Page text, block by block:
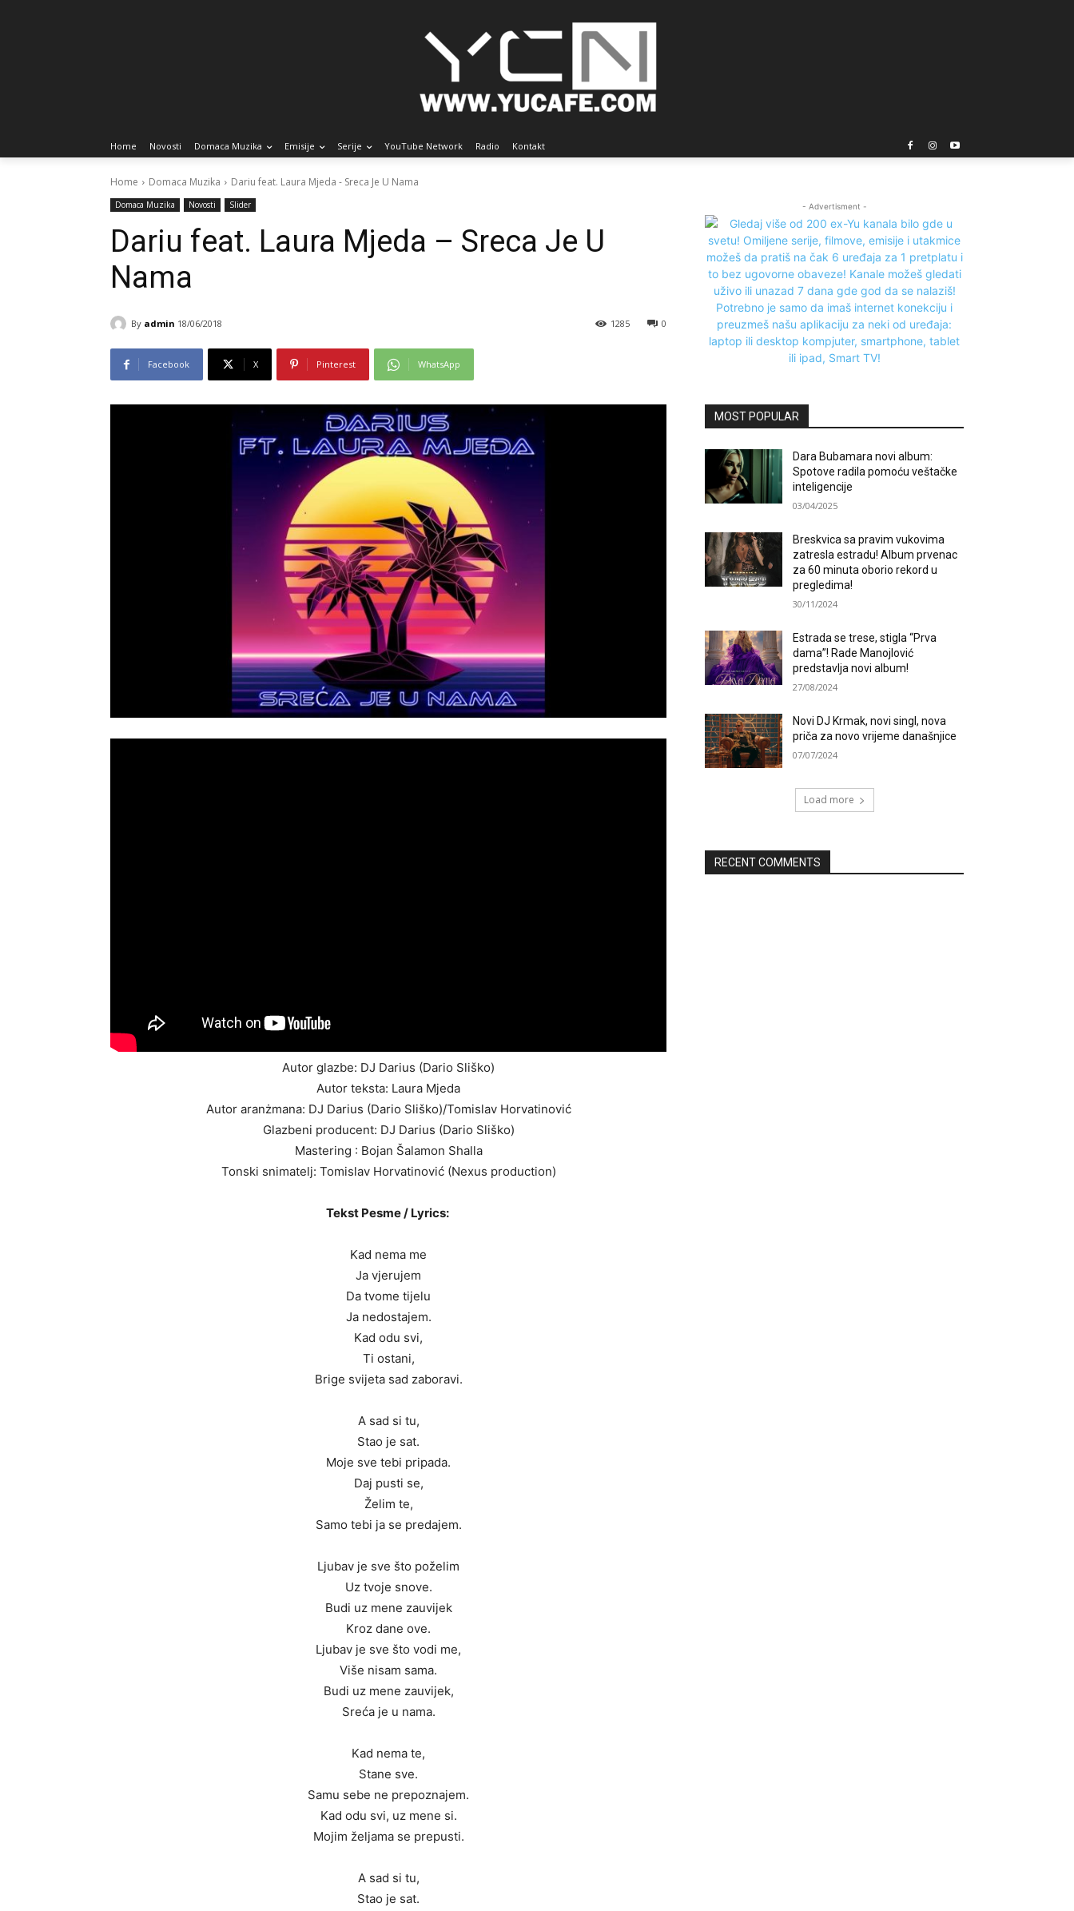
Home Novosti Domaca Muzika Emisije Serije YouTube Network Radio Kontakt
Home Domaca Muzika Dariu feat. Laura Mjeda - Sreca Je U Nama
Domaca Muzika Novosti Slider
Dariu feat. Laura Mjeda – Sreca Je U
Nama
By admin 18/06/2018 0
1285
Facebook X Pinterest WhatsApp
Autor glazbe: DJ Darius (Dario Sliško)
Autor teksta: Laura Mjeda
Autor aranżmana: DJ Darius (Dario Sliško)/Tomislav Horvatinović
Glazbeni producent: DJ Darius (Dario Sliško)
Mastering : Bojan Šalamon Shalla
Tonski snimatelj: Tomislav Horvatinović (Nexus production)
Tekst Pesme / Lyrics:
Kad nema me
Ja vjerujem
Da tvome tijelu
Ja nedostajem.
Kad odu svi,
Ti ostani,
Brige svijeta sad zaboravi.
A sad si tu,
Stao je sat.
Moje sve tebi pripada.
Daj pusti se,
Želim te,
Samo tebi ja se predajem.
Ljubav je sve što poželim
Uz tvoje snove.
Budi uz mene zauvijek
Kroz dane ove.
Ljubav je sve što vodi me,
Više nisam sama.
Budi uz mene zauvijek,
Sreća je u nama.
Kad nema te,
Stane sve.
Samu sebe ne prepoznajem.
Kad odu svi, uz mene si.
Mojim željama se prepusti.
A sad si tu,
Stao je sat.
- Advertisment -
MOST POPULAR
Dara Bubamara novi album:
Spotove radila pomoću veštačke
inteligencije
03/04/2025
Breskvica sa pravim vukovima
zatresla estradu! Album prvenac
za 60 minuta oborio rekord u
pregledima!
30/11/2024
Estrada se trese, stigla “Prva
dama”! Rade Manojlović
predstavlja novi album!
27/08/2024
Novi DJ Krmak, novi singl, nova
priča za novo vrijeme današnjice
07/07/2024
Load more
RECENT COMMENTS